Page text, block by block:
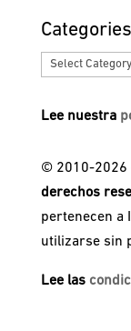
Categories
Categories
Lee nuestra
© 2010-2026
derechos
pertenecen a
utilizarse sin
Lee las